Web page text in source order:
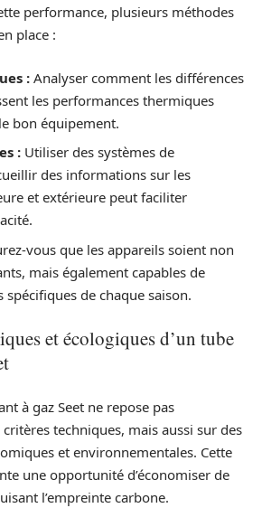
performance, plusieurs méthodes
place :
: Analyser comment les différences
les performances thermiques
bon équipement.
: Utiliser des systèmes de
des informations sur les
et extérieure peut faciliter
vous que les appareils soient non
mais également capables de
spécifiques de chaque saison.
et écologiques d’un tube
à gaz Seet ne repose pas
techniques, mais aussi sur des
et environnementales. Cette
une opportunité d’économiser de
l’empreinte carbone.